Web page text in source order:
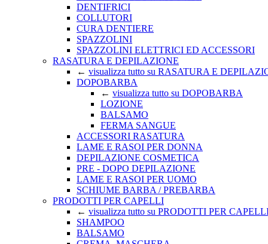
DENTIFRICI
COLLUTORI
CURA DENTIERE
SPAZZOLINI
SPAZZOLINI ELETTRICI ED ACCESSORI
RASATURA E DEPILAZIONE
← visualizza tutto su RASATURA E
DOPOBARBA
← visualizza tutto su DOPOBARBA
LOZIONE
BALSAMO
FERMA SANGUE
ACCESSORI RASATURA
LAME E RASOI PER DONNA
DEPILAZIONE COSMETICA
PRE - DOPO DEPILAZIONE
LAME E RASOI PER UOMO
SCHIUME BARBA / PREBARBA
PRODOTTI PER CAPELLI
← visualizza tutto su PRODOTTI PER
SHAMPOO
BALSAMO